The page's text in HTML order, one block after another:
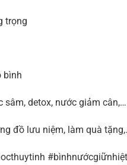
trọng
bình
detox, nước giảm cân,…
đồ lưu niệm, làm quà